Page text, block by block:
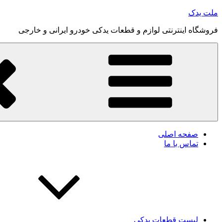
رفتن
محتوا
ملت یدک
فروشگاه اینترنتی لوازم و قطعات یدکی خودرو ایرانی و خارجی
صفحه اصلی
تماس با ما
لیست قطعات یدکی